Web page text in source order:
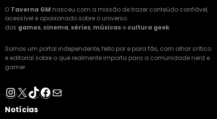
O Taverna GM nasceu com a missão de trazer conteúdo confiável,
acessível e apaixonado sobre o universo
dos games, cinema, séries, músicas e cultura geek.
Somos um portal independente, feito por e para fãs, com olhar crítico
e editorial sobre o que realmente importa para a comunidade nerd e
gamer.
Instagram
X TikTok
Facebook
E-mail
Notícias